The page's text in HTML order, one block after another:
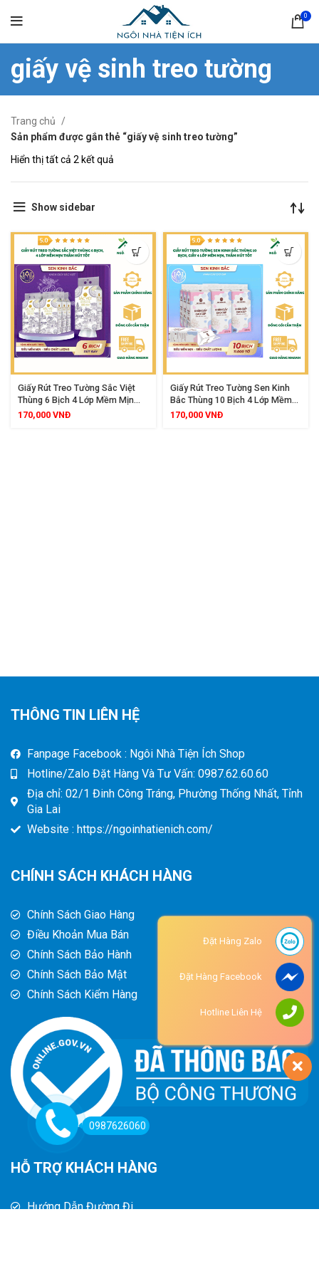
0
giấy vệ sinh treo tường
Trang chủ
Sản phẩm được gắn thẻ “giấy vệ sinh treo tường”
Hiển thị tất cả 2 kết quả
Show sidebar
Giấy Rút Treo Tường Sắc Việt
Thùng 6 Bịch 4 Lớp Mềm Mịn
Thấm Hút Tốt
170,000 VNĐ
Giấy Rút Treo Tường Sen Kinh
Bắc Thùng 10 Bịch 4 Lớp Mềm
Mịn Thấm Hút Tốt
170,000 VNĐ
THÔNG TIN LIÊN HỆ
Fanpage Facebook : Ngôi Nhà Tiện Ích Shop
Hotline/Zalo Đặt Hàng Và Tư Vấn: 0987.62.60.60
Địa chỉ: 02/1 Đinh Công Tráng, Phường Thống Nhất, Tỉnh
Gia Lai
Website : https://ngoinhatienich.com/
CHÍNH SÁCH KHÁCH HÀNG
Chính Sách Giao Hàng
Điều Khoản Mua Bán
Chính Sách Bảo Hành
Chính Sách Bảo Mật
Chính Sách Kiểm Hàng
HỖ TRỢ KHÁCH HÀNG
Hướng Dẫn Đường Đi
0987626060
Đặt Hàng Zalo
Đặt Hàng Facebook
Hotline Liên Hệ